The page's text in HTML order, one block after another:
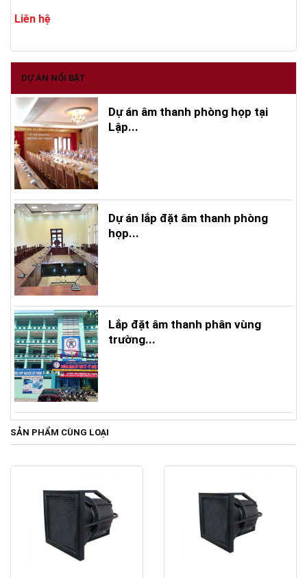
Liên hệ
DỰ ÁN NỔI BẬT
Dự án âm thanh phòng họp tại
Lập...
Dự án lắp đặt âm thanh phòng
họp...
Lắp đặt âm thanh phân vùng
trường...
SẢN PHẨM CÙNG LOẠI